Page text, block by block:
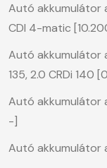
Autó akkumulátor
CDI 4-matic
Autó akkumulátor a
135, 2.0 CRDi 140
Autó akkumulátor
-]
Autó akkumulátor